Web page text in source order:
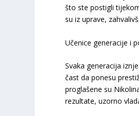
što ste postigli
su iz uprave,
Učenice generacije i
​Svaka generacija
čast da ponesu
proglašene su
rezultate, uzorno